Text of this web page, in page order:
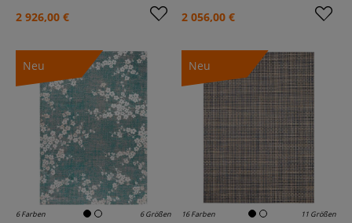
2 926,00 € 2 056,00 €
Neu
6 Farben 6 Größen
Neu
16 Farben 11 Größen